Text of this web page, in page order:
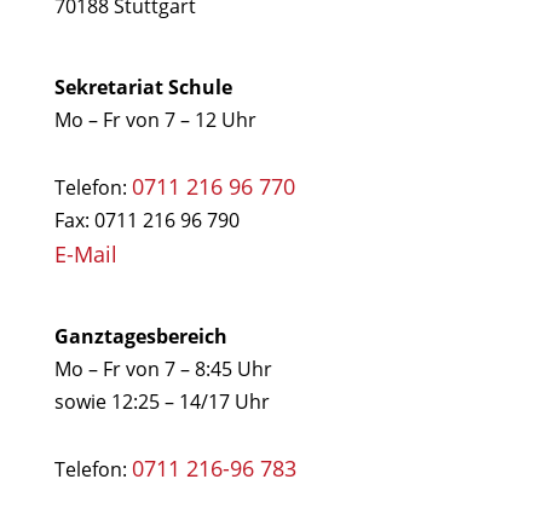
70188 Stuttgart
Sekretariat Schule
Mo – Fr von 7 – 12 Uhr
Telefon: 0711 216 96 770
Fax: 0711 216 96 790
E-Mail
Ganztagesbereich
Mo – Fr von 7 – 8:45 Uhr
sowie 12:25 – 14/17 Uhr
Telefon: 0711 216-96 783